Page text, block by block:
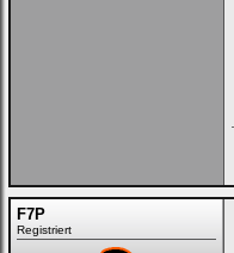
F7P
Registriert